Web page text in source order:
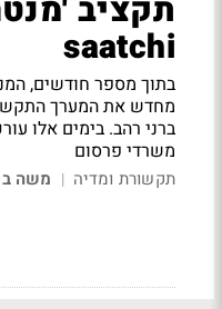
saatchi
בתוך מספר חודשים,
מחדש את המערך
ברני רהב. בימים אלו
משרדי פרסום
תקשורת ומדיה | משה